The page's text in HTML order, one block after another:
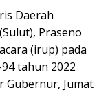
Daerah
Praseno
(irup) pada
tahun 2022
Gubernur, Jumat